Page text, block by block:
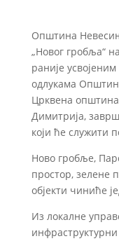
Општина
„Новог гробља“
раније
одлукама
Црквена
Димитрија,
који ће служити
Ново гробље,
простор, зелене
објекти чиниће
Из локалне